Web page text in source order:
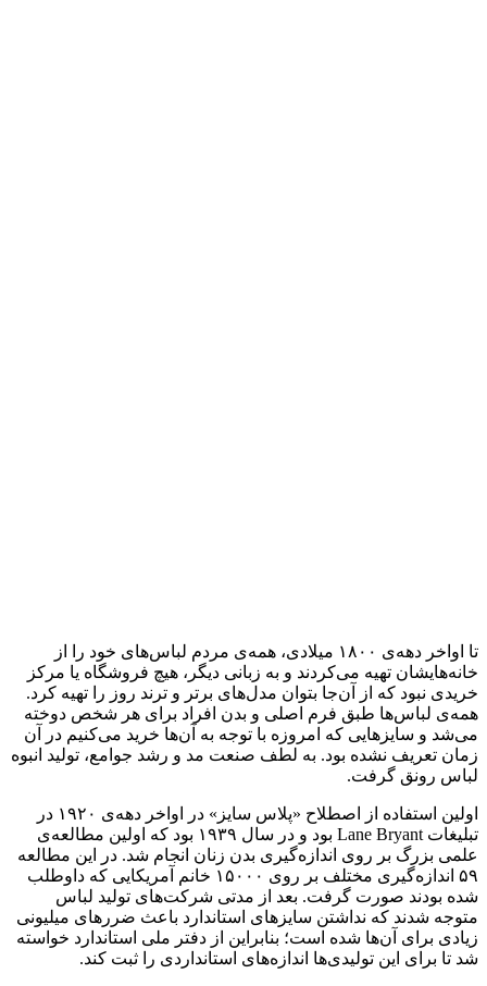
تا اواخر دهه‌ی ۱۸۰۰ میلادی، همه‌ی مردم لباس‌های خود را از
خانه‌هایشان تهیه می‌کردند و به زبانی دیگر، هیچ فروشگاه یا مرکز
خریدی نبود که از آن‌جا بتوان مدل‌های برتر و ترند روز را تهیه کرد.
همه‌ی لباس‌ها طبق فرم اصلی و بدن افراد برای هر شخص دوخته
می‌شد و سایزهایی که امروزه با توجه به آن‌ها خرید می‌کنیم در آن
زمان تعریف نشده بود. به لطف صنعت مد و رشد جوامع، تولید انبوه
لباس رونق گرفت.
اولین استفاده از اصطلاح «پلاس سایز» در اواخر دهه‌ی ۱۹۲۰ در
تبلیغات Lane Bryant بود و در سال ۱۹۳۹ بود که اولین مطالعه‌ی
علمی بزرگ بر روی اندازه‌گیری بدن زنان انجام شد. در این مطالعه
۵۹ اندازه‌گیری مختلف بر روی ۱۵۰۰۰ خانم آمریکایی که داوطلب
شده بودند صورت گرفت. بعد از مدتی شرکت‌های تولید لباس
متوجه شدند که نداشتن سایزهای استاندارد باعث ضررهای میلیونی
زیادی برای آن‌ها شده است؛ بنابراین از دفتر ملی استاندارد خواسته
شد تا برای این تولیدی‌ها اندازه‌های استانداردی را ثبت کند.